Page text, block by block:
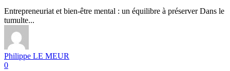
Entrepreneuriat et bien-être mental : un équilibre à préserver Dans le
tumulte...
Philippe LE MEUR
0